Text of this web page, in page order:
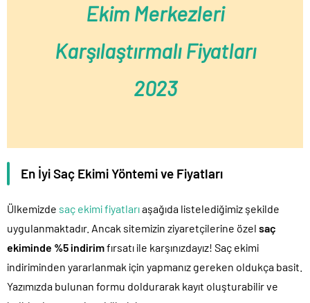
Ekim Merkezleri
Karşılaştırmalı Fiyatları
2023
En İyi Saç Ekimi Yöntemi ve Fiyatları
Ülkemizde saç ekimi fiyatlarıaşağıda listelediğimiz şekilde
uygulanmaktadır. Ancak sitemizin ziyaretçilerine özel saç
ekiminde %5 indirimfırsatı ile karşınızdayız! Saç ekimi
indiriminden yararlanmak için yapmanız gereken oldukça basit.
Yazımızda bulunan formu doldurarak kayıt oluşturabilir ve